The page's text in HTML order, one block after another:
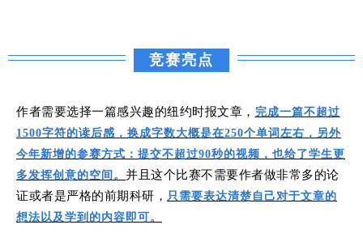
竞赛亮点
作者需要选择一篇感兴趣的纽约时报文章， 完成一篇不超过
1500字符的读后感，换成字数大概是在250个单词左右 ，另外
今年新增的参赛方式：提交不超过90秒的视频，也给了学生更
多发挥创意的空间。 并且这个比赛不需要作者做非常多的论
证或者是严格的前期科研， 只需要表达清楚自己对于文章的
想法以及学到的内容即可。